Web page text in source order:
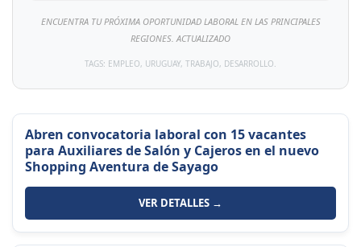
ENCUENTRA TU PRÓXIMA OPORTUNIDAD LABORAL EN LAS PRINCIPALES
REGIONES. ACTUALIZADO
TAGS: EMPLEO, URUGUAY, TRABAJO, DESARROLLO.
Abren convocatoria laboral con 15 vacantes
para Auxiliares de Salón y Cajeros en el nuevo
Shopping Aventura de Sayago
VER DETALLES →